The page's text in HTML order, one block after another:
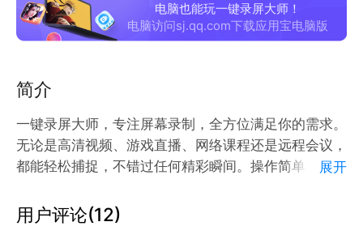
电脑也能玩一键录屏大师！
电脑访问sj.qq.com下载应用宝电脑版
简介
一键录屏大师，专注屏幕录制，全方位满足你的需求。
无论是高清视频、游戏直播、网络课程还是远程会议，
都能轻松捕捉，不错过任何精彩瞬间。操作简单，运行
特色功能丰富：支持横屏、竖屏多模式录制，适配不同
展开
用户评论(12)